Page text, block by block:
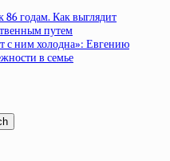
86 годам. Как выглядит
путем
с ним холодна»: Евгению
в семье